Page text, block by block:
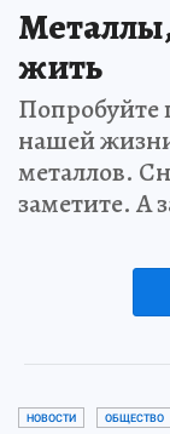
жить
Попробуйте
нашей
металлов.
заметите. А
НОВОСТИ ОБЩЕСТВО